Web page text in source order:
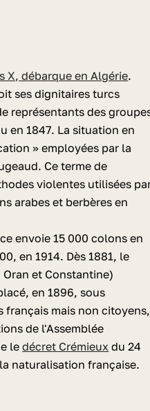
X, débarque en Algérie.
ses dignitaires turcs
représentants des
en 1847. La situation en
» employées par la
Ce terme de
violentes utilisées
arabes et berbères en
envoie 15 000 colons en
en 1914. Dès 1881, le
et Constantine)
en 1896, sous
français mais non citoyens,
de l'Assemblée
ledécret Crémieux du 24
naturalisation française.